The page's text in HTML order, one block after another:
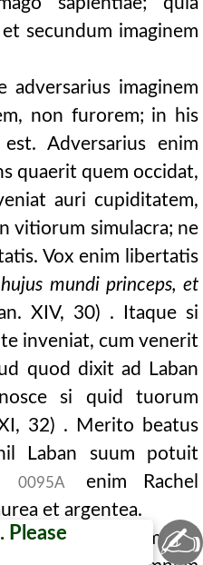
Please
secundum imaginem
imaginem
non furorem; in his
Adversarius enim
quaerit quem occidat,
auri cupiditatem,
vitiorum simulacra; ne
Vox enim libertatis
mundi princeps, et
XIV, 30) . Itaque si
inveniat, cum venerit
quod dixit ad Laban
si quid tuorum
32) . Merito beatus
Laban suum potuit
0095A
enim Rachel
et argentea.
si fides, si contemptus
✍